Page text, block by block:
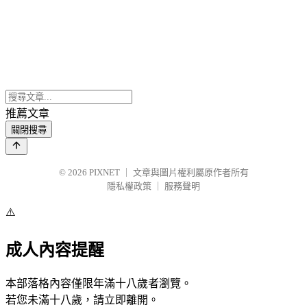
推薦文章
關閉搜尋
© 2026 PIXNET
文章與圖片權利屬原作者所有
隱私權政策
服務聲明
⚠️
成人內容提醒
本部落格內容僅限年滿十八歲者瀏覽。
若您未滿十八歲，請立即離開。